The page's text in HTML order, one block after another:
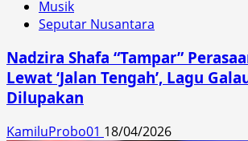
Musik
Seputar Nusantara
Nadzira Shafa “Tampar”
Lewat ‘Jalan Tengah’, Lagu
Dilupakan
KamiluProbo01 18/04/2026